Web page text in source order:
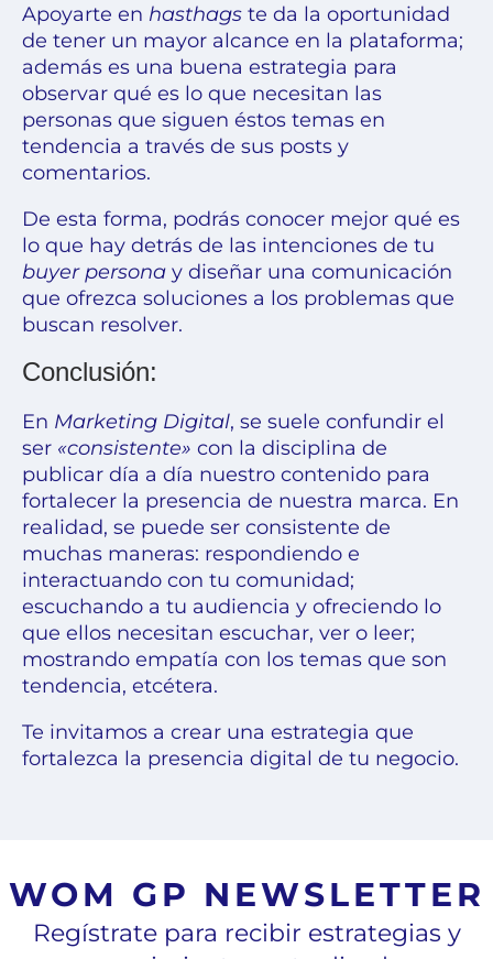
Apoyarte en hasthags te da la oportunidad
de tener un mayor alcance en la plataforma;
además es una buena estrategia para
observar qué es lo que necesitan las
personas que siguen éstos temas en
tendencia a través de sus posts y
comentarios.
De esta forma, podrás conocer mejor qué es
lo que hay detrás de las intenciones de tu
buyer persona y diseñar una comunicación
que ofrezca soluciones a los problemas que
buscan resolver.
Conclusión:
En Marketing Digital, se suele confundir el
ser «consistente» con la disciplina de
publicar día a día nuestro contenido para
fortalecer la presencia de nuestra marca. En
realidad, se puede ser consistente de
muchas maneras: respondiendo e
interactuando con tu comunidad;
escuchando a tu audiencia y ofreciendo lo
que ellos necesitan escuchar, ver o leer;
mostrando empatía con los temas que son
tendencia, etcétera.
Te invitamos a crear una estrategia que
fortalezca la presencia digital de tu negocio.
WOM GP NEWSLETTER
Regístrate para recibir estrategias y